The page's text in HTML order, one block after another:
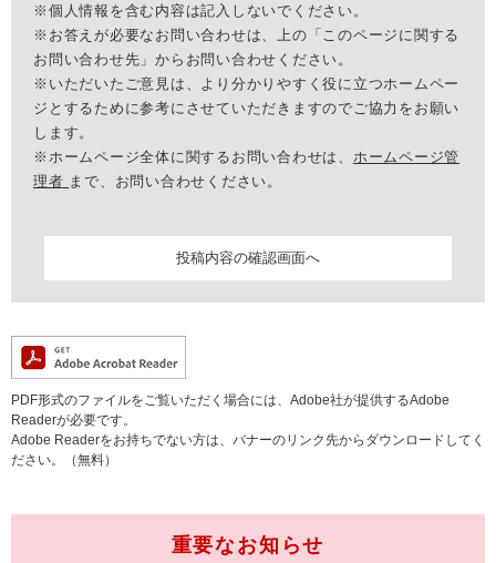
※個人情報を含む内容は記入しないでください。
※お答えが必要なお問い合わせは、上の「このページに関する
お問い合わせ先」からお問い合わせください。
※いただいたご意見は、より分かりやすく役に立つホームペー
ジとするために参考にさせていただきますのでご協力をお願い
します。
※ホームページ全体に関するお問い合わせは、 ホームページ管
理者 まで、お問い合わせください。
PDF形式のファイルをご覧いただく場合には、Adobe社が提供するAdobe
Readerが必要です。
Adobe Readerをお持ちでない方は、バナーのリンク先からダウンロードしてく
ださい。（無料）
重要なお知らせ